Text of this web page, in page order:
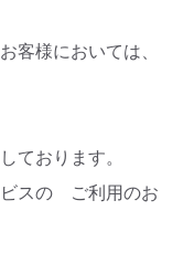
客様においては、
ております。
スの ご利用のお